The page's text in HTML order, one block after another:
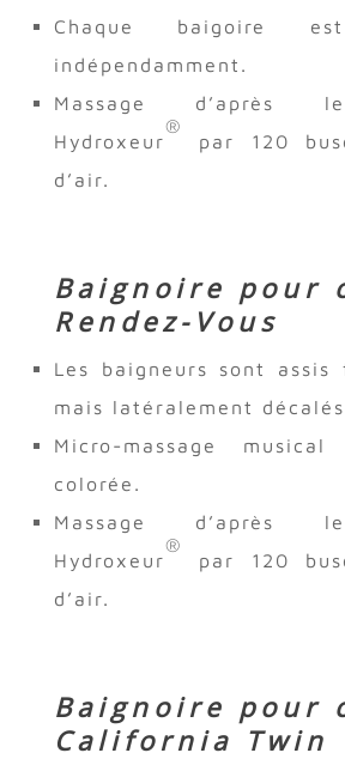
Chaque baigoire
indépendamment.
Massage d’après
Hydroxeur
®
par 120
d’air.
Baignoire pour
Rendez-Vous
Les baigneurs sont assis
mais latéralement décalés.
Micro-massage
colorée.
Massage d’après
Hydroxeur
®
par 120
d’air.
Baignoire pour
California Twin